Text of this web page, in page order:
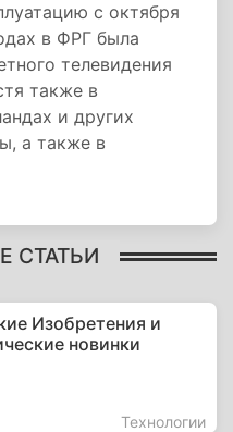
с октября
в ФРГ была
телевидения
также в
и других
а также в
СТАТЬИ
Изобретения и
новинки
Технологии